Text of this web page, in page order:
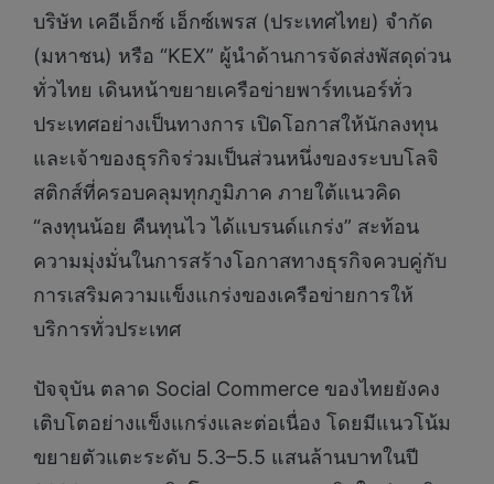
บริษัท เคอีเอ็กซ์ เอ็กซ์เพรส (ประเทศไทย) จำกัด
(มหาชน) หรือ “KEX” ผู้นำด้านการจัดส่งพัสดุด่วน
ทั่วไทย เดินหน้าขยายเครือข่ายพาร์ทเนอร์ทั่ว
ประเทศอย่างเป็นทางการ เปิดโอกาสให้นักลงทุน
และเจ้าของธุรกิจร่วมเป็นส่วนหนึ่งของระบบโลจิ
สติกส์ที่ครอบคลุมทุกภูมิภาค ภายใต้แนวคิด
“ลงทุนน้อย คืนทุนไว ได้แบรนด์แกร่ง” สะท้อน
ความมุ่งมั่นในการสร้างโอกาสทางธุรกิจควบคู่กับ
การเสริมความแข็งแกร่งของเครือข่ายการให้
บริการทั่วประเทศ
ปัจจุบัน ตลาด Social Commerce ของไทยยังคง
เติบโตอย่างแข็งแกร่งและต่อเนื่อง โดยมีแนวโน้ม
ขยายตัวแตะระดับ 5.3–5.5 แสนล้านบาทในปี